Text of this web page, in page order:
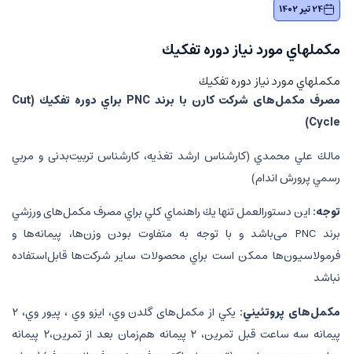
24 تیر 1402
مكملهاي مورد نياز دوره تفكيك
مكملهاي مورد نياز دوره تفكيك
مصرف مکمل‌های شركت كارن با برند PNC براي دوره تفكيك (Cut
Cycle)
مالك علي محمدي (كارشناس ارشد تغذيه، كارشناس تربیت‌بدنی و مربي
رسمي پرورش اندام)
توجه: اين دستورالعمل تنها يك راهنماي كلي براي مصرف مکمل‌های ورزشي
برند PNC می‌باشد و با توجه به متفاوت بودن وزن‌ها، پیمانه‌ها و
فرمولاسیون‌ها ممكن است براي محصولات ساير شرکت‌ها قابل‌استفاده
نباشد
مکمل‌های پروتئيني:
يكي از مکمل‌های گلدن وي، ايزو وي ، پيور وي، ۲
پيمانه سه ساعت قبل تمرين، ۲ پيمانه هم‌زمان بعد از تمرين،۲ پيمانه